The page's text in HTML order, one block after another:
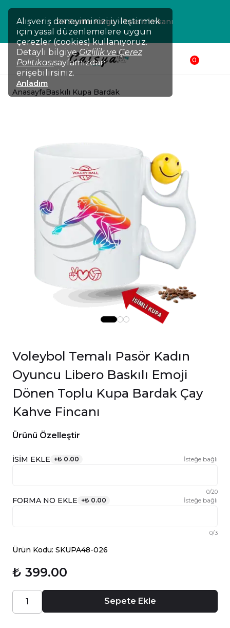
Alışveriş deneyiminizi iyileştirmek
için yasal düzenlemelere uygun
çerezler (cookies) kullanıyoruz.
Detaylı bilgiye Gizlilik ve Çerez
Politikasısayfamızdan
erişebilirsiniz.
Anladım
24 Saatte Kargo - Taksit İmkanı
0
AnasayfaBaskılı Kupa Bardak
Voleybol Temalı Pasör Kadın
Oyuncu Libero Baskılı Emoji
Dönen Toplu Kupa Bardak Çay
Kahve Fincanı
Ürünü Özelleştir
İSİM EKLE +₺ 0.00 İsteğe bağlı
0/20
FORMA NO EKLE +₺ 0.00 İsteğe bağlı
0/3
Ürün Kodu: SKUPA48-026
₺ 399.00
Sepete Ekle